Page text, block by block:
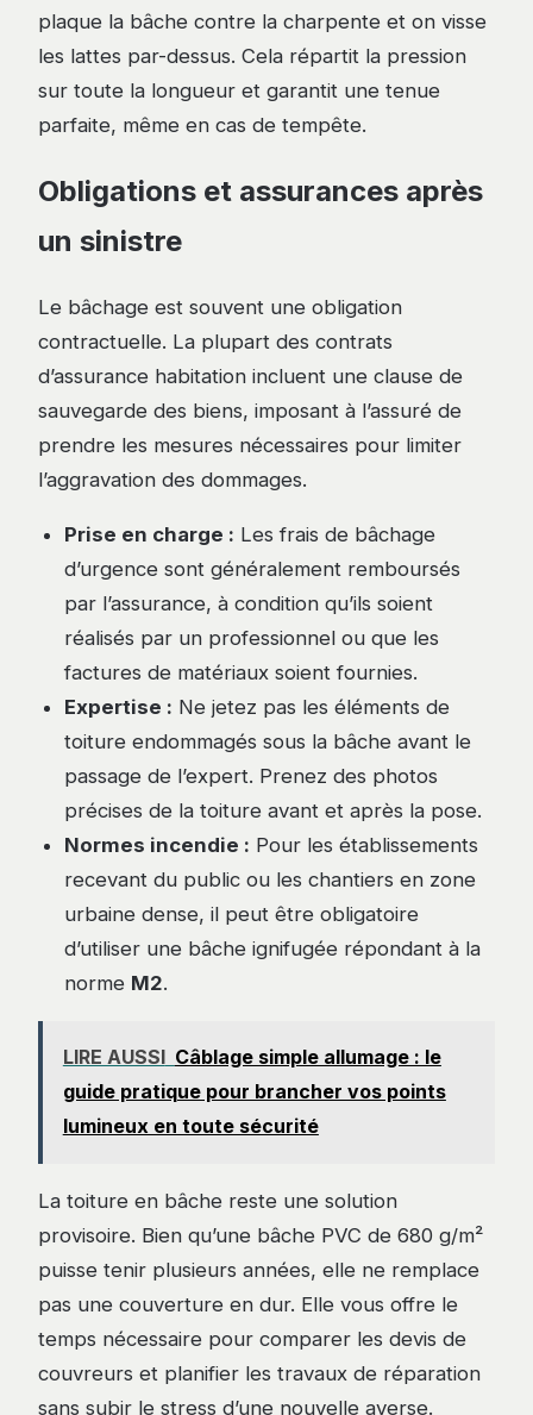
plaque la bâche contre la charpente et on visse
les lattes par-dessus. Cela répartit la pression
sur toute la longueur et garantit une tenue
parfaite, même en cas de tempête.
Obligations et assurances après
un sinistre
Le bâchage est souvent une obligation
contractuelle. La plupart des contrats
d’assurance habitation incluent une clause de
sauvegarde des biens, imposant à l’assuré de
prendre les mesures nécessaires pour limiter
l’aggravation des dommages.
Prise en charge : Les frais de bâchage
d’urgence sont généralement remboursés
par l’assurance, à condition qu’ils soient
réalisés par un professionnel ou que les
factures de matériaux soient fournies.
Expertise : Ne jetez pas les éléments de
toiture endommagés sous la bâche avant le
passage de l’expert. Prenez des photos
précises de la toiture avant et après la pose.
Normes incendie : Pour les établissements
recevant du public ou les chantiers en zone
urbaine dense, il peut être obligatoire
d’utiliser une bâche ignifugée répondant à la
norme M2.
LIRE AUSSI Câblage simple allumage : le
guide pratique pour brancher vos points
lumineux en toute sécurité
La toiture en bâche reste une solution
provisoire. Bien qu’une bâche PVC de 680 g/m²
puisse tenir plusieurs années, elle ne remplace
pas une couverture en dur. Elle vous offre le
temps nécessaire pour comparer les devis de
couvreurs et planifier les travaux de réparation
sans subir le stress d’une nouvelle averse.